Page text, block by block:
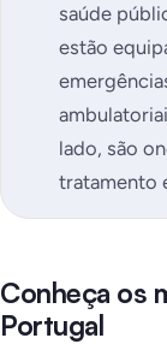
saúde
estão
lado, são
tratamento
Conheça os
Portugal